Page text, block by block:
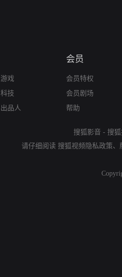
游戏
科技
出品人
会员
会员特权
会员剧场
帮助
搜狐影音 - 搜
请仔细阅读 搜狐视频隐私政策、